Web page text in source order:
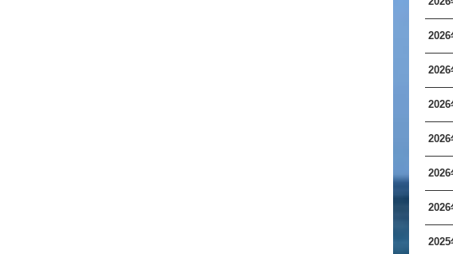
2026
2026
2026
2026
2026
2026
2025